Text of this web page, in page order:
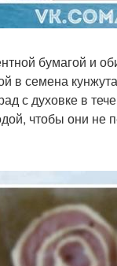
бумагой и
в семена
с духовке в
чтобы они не